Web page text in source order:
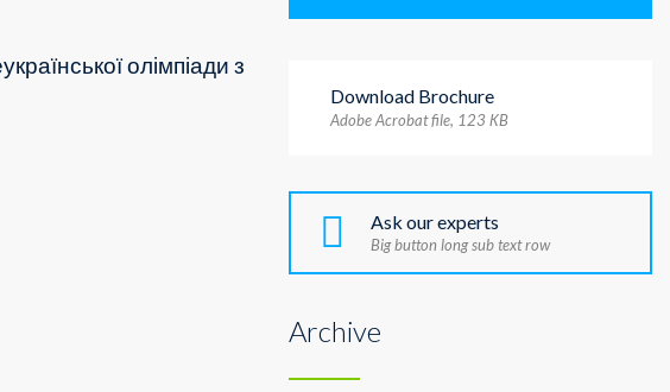
олімпіади з
Download Brochure
Adobe Acrobat file, 123 КB
Ask our experts
Big button long sub text row
Archive